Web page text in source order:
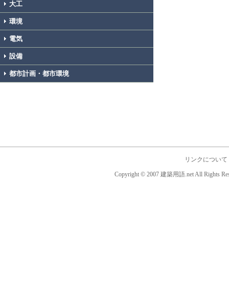
大工
環境
電気
設備
都市計画・都市環境
リンクについて
Copyright © 2007 建築用語.net All Rights